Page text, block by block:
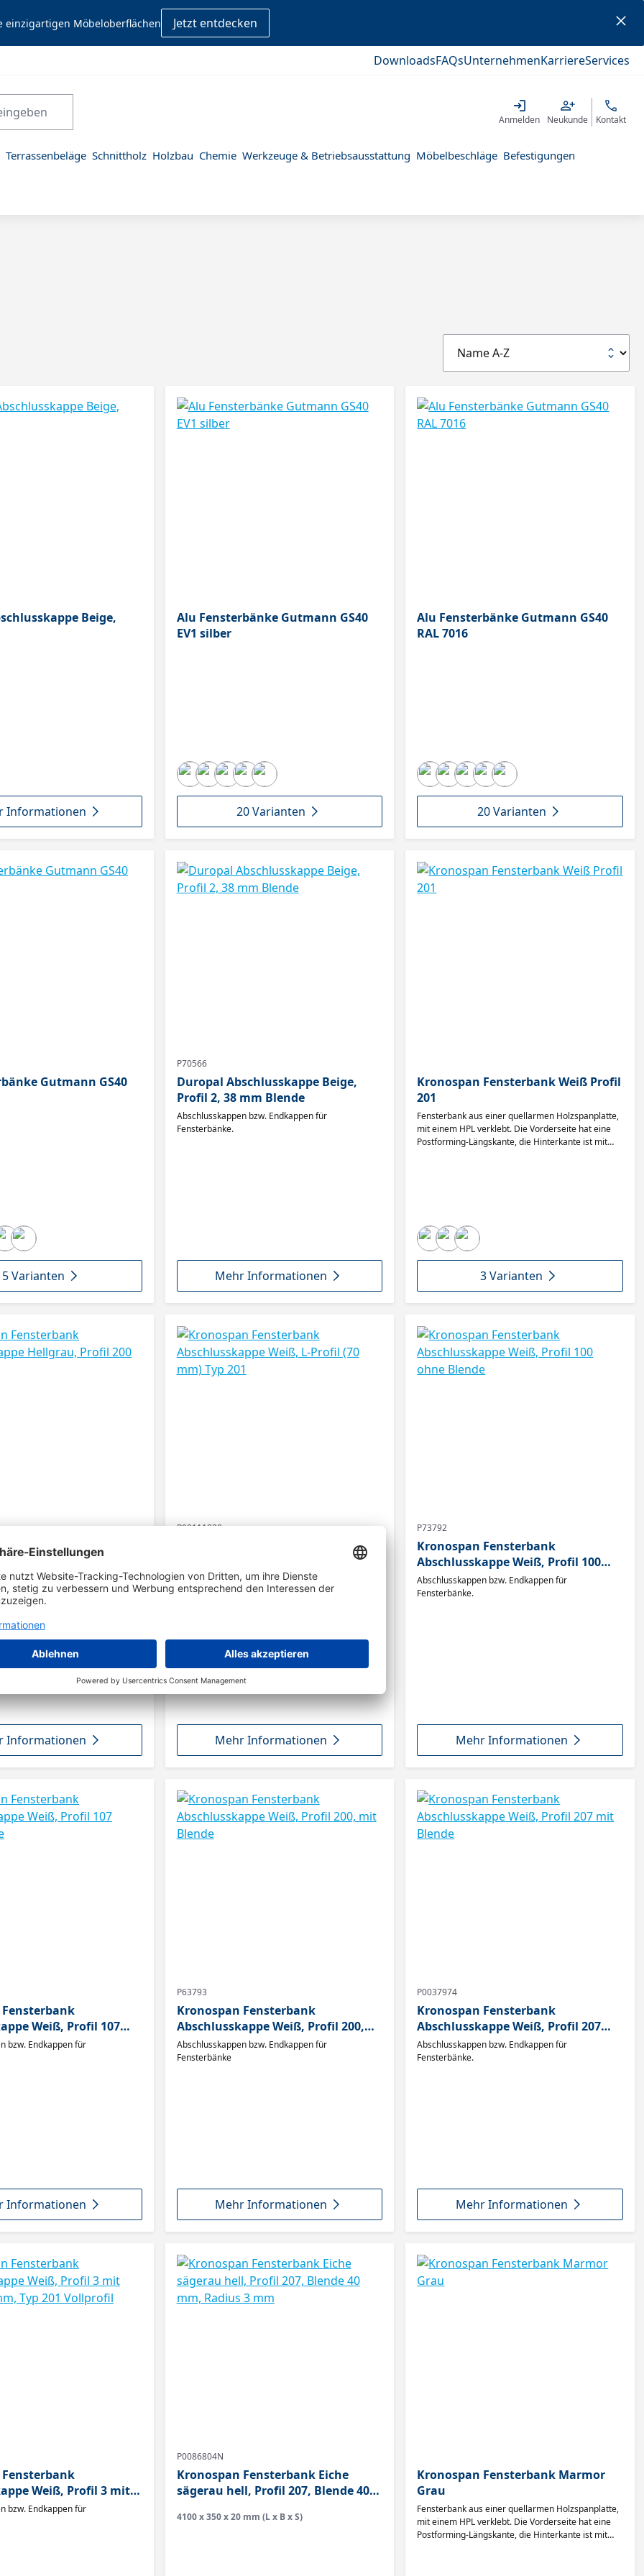
einzigartigen Möbeloberflächen Jetzt entdecken
DownloadsFAQsUnternehmenKarriereServices
Anmelden Neukunde Kontakt
Terrassenbeläge Schnittholz Holzbau Chemie Werkzeuge & Betriebsausstattung Möbelbeschläge Befestigungen
Beige,
Informationen
Alu Fensterbänke Gutmann GS40
EV1 silber
20 Varianten
Alu Fensterbänke Gutmann GS40
RAL 7016
20 Varianten
Gutmann GS40
Varianten
P70566
Duropal Abschlusskappe Beige,
Profil 2, 38 mm Blende
Abschlusskappen bzw. Endkappen für
Fensterbänke.
Mehr Informationen
Kronospan Fensterbank Weiß Profil
201
Fensterbank aus einer quellarmen Holzspanplatte,
mit einem HPL verklebt. Die Vorderseite hat eine
Postforming-Längskante, die Hinterkante ist mit
3 Varianten
Hellgrau, Profil 200
bzw. Endkappen für
Informationen
P00111828
Abschlusskappe Weiß, L-Profil (70
mm) Typ 201
Abschlusskappen bzw. Endkappen für
Fensterbänke
Mehr Informationen
P73792
Kronospan Fensterbank
Abschlusskappe Weiß, Profil 100
ohne Blende
Abschlusskappen bzw. Endkappen für
Fensterbänke.
Mehr Informationen
Weiß, Profil 107
bzw. Endkappen für
Informationen
P63793
Kronospan Fensterbank
Abschlusskappe Weiß, Profil 200,
mit Blende
Abschlusskappen bzw. Endkappen für
Fensterbänke
Mehr Informationen
P0037974
Kronospan Fensterbank
Abschlusskappe Weiß, Profil 207
mit Blende
Abschlusskappen bzw. Endkappen für
Fensterbänke.
Mehr Informationen
Weiß, Profil 3 mit
Typ 201 Vollprofil
bzw. Endkappen für
P0086804N
Kronospan Fensterbank Eiche
sägerau hell, Profil 207, Blende 40
4100 x 350 x 20 mm (L x B x S)
Kronospan Fensterbank Marmor
Grau
Fensterbank aus einer quellarmen Holzspanplatte,
mit einem HPL verklebt. Die Vorderseite hat eine
Postforming-Längskante, die Hinterkante ist mit